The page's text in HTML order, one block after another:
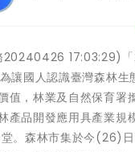
20240426 17:03:29)
讓國人認識臺灣森林生
值，林業及自然保育署
產品開發應用具產業規
。森林市集於今(26)日